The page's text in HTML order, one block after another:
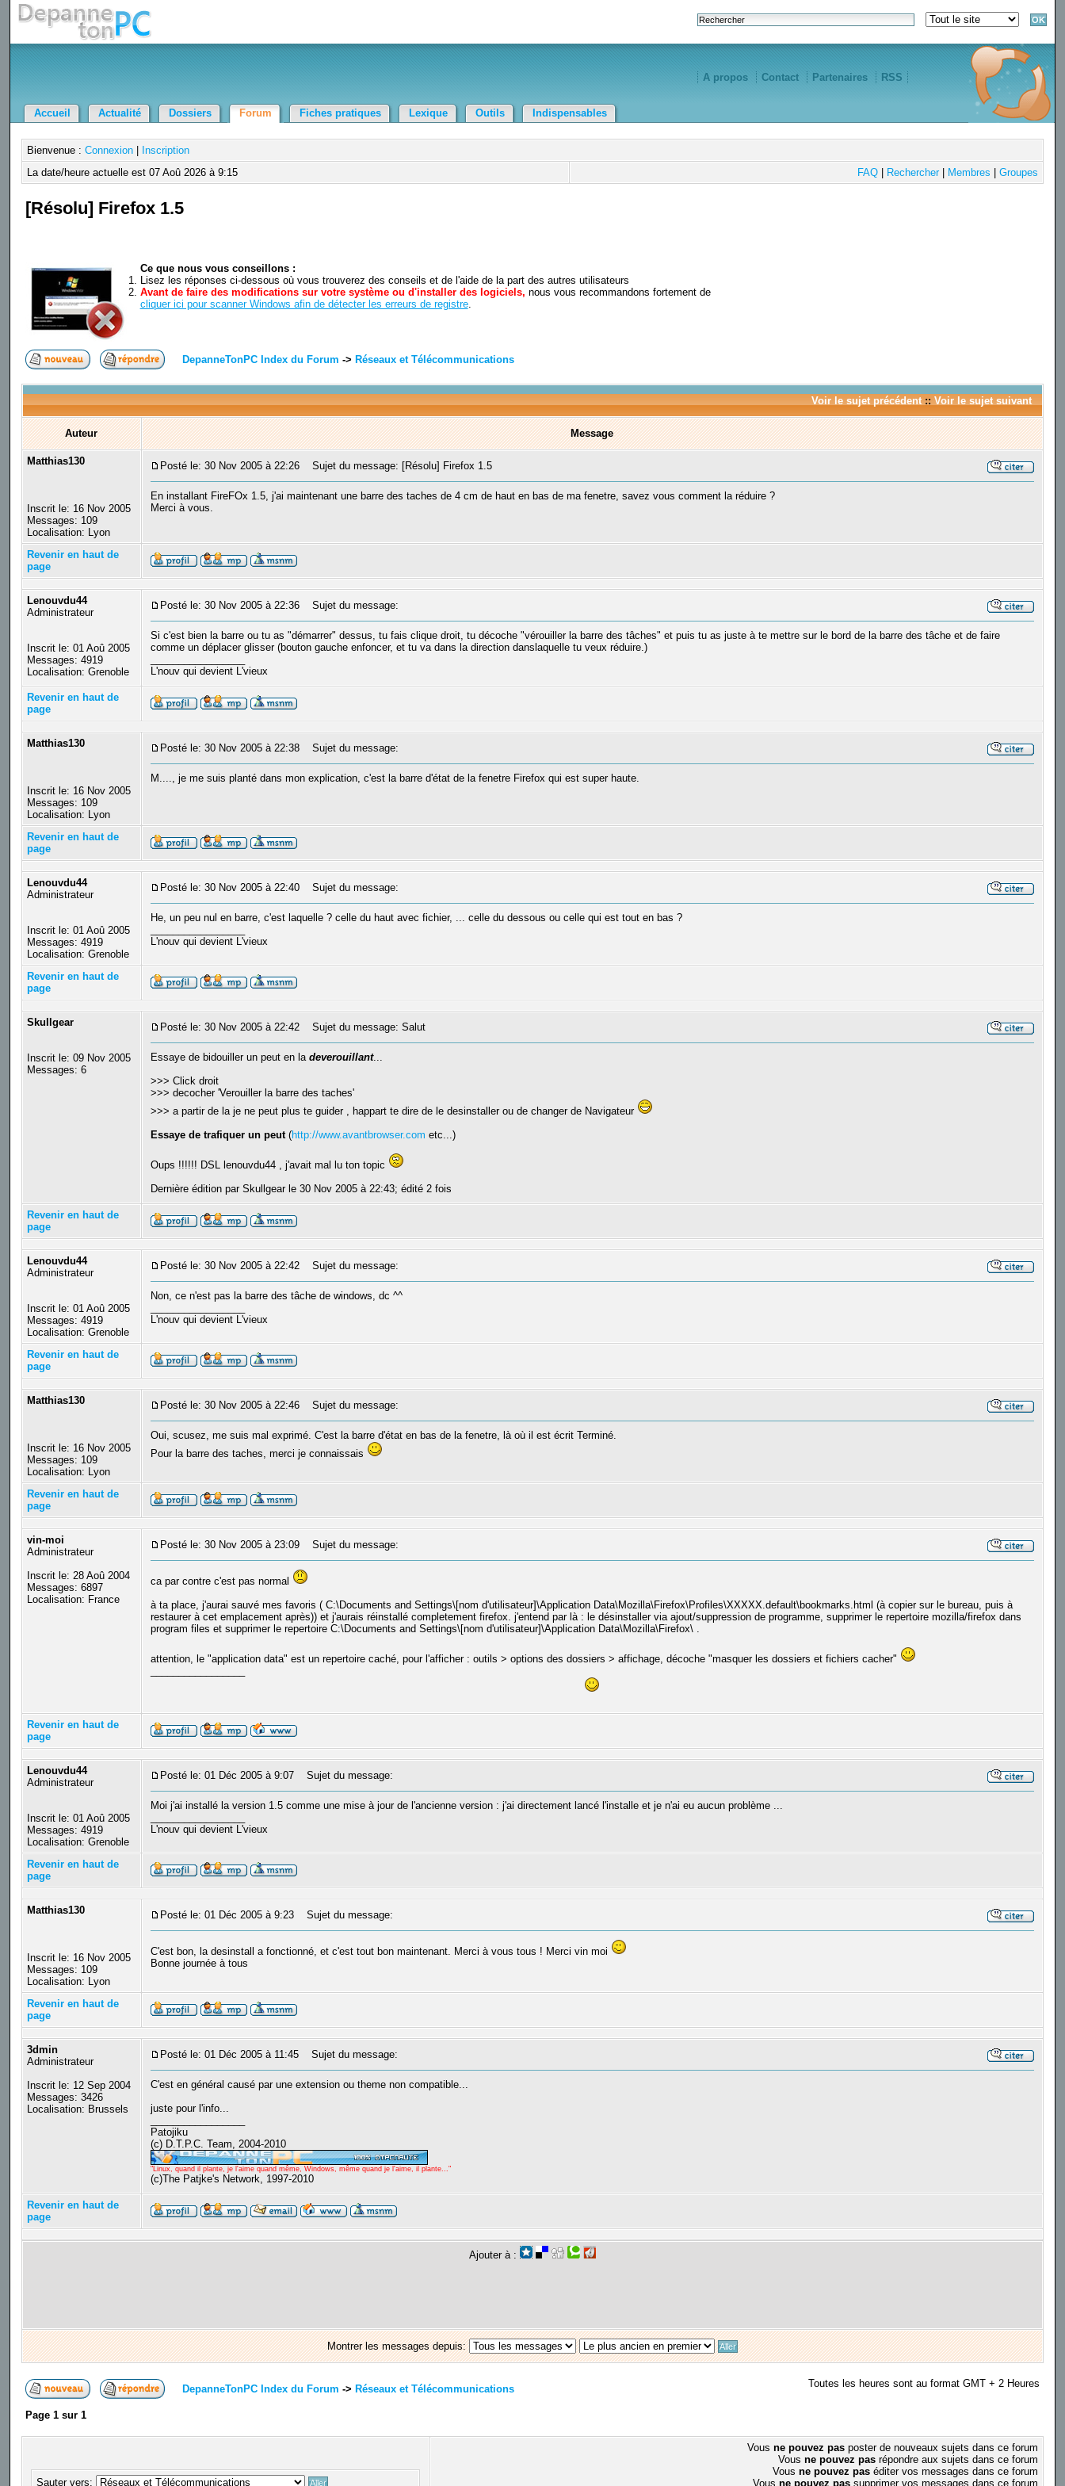
A propos Contact Partenaires RSS
Accueil Actualité Dossiers Forum Fiches pratiques Lexique Outils Indispensables
Bienvenue : Connexion|
Inscription
La date/heure actuelle est 07 Aoû 2026 à 9:15
FAQ| Rechercher| Membres Groupes
[Résolu] Firefox 1.5
Ce que nous vous conseillons :
Lisez les réponses ci-dessous où vous trouverez des conseils et de l'aide de la part des autres utilisateurs
Avant de faire des modifications sur votre système ou d'installer des logiciels, nous vous recommandons fortement de
cliquer ici pour scanner Windows afin de détecter les erreurs de registre.
DepanneTonPC Index du Forum -> Réseaux et Télécommunications
Voir le sujet précédent:: Voir le sujet suivant
Auteur Message
Matthias130
Inscrit le: 16 Nov 2005
Messages: 109
Localisation: Lyon
Posté le: 30 Nov 2005 à 22:26 Sujet du message: [Résolu] Firefox 1.5
En installant FireFOx 1.5, j'ai maintenant une barre des taches de 4 cm de haut en bas de ma fenetre, savez vous comment la réduire ?
Merci à vous.
Revenir en haut de
page
Lenouvdu44
Administrateur
Inscrit le: 01 Aoû 2005
Messages: 4919
Localisation: Grenoble
Posté le: 30 Nov 2005 à 22:36 Sujet du message:
Si c'est bien la barre ou tu as "démarrer" dessus, tu fais clique droit, tu décoche "vérouiller la barre des tâches" et puis tu as juste à te mettre sur le bord de la barre des tâche et de faire
comme un déplacer glisser (bouton gauche enfoncer, et tu va dans la direction danslaquelle tu veux réduire.)
L'nouv qui devient L'vieux
Revenir en haut de
page
Matthias130
Inscrit le: 16 Nov 2005
Messages: 109
Localisation: Lyon
Posté le: 30 Nov 2005 à 22:38 Sujet du message:
M...., je me suis planté dans mon explication, c'est la barre d'état de la fenetre Firefox qui est super haute.
Revenir en haut de
page
Lenouvdu44
Administrateur
Inscrit le: 01 Aoû 2005
Messages: 4919
Localisation: Grenoble
Posté le: 30 Nov 2005 à 22:40 Sujet du message:
He, un peu nul en barre, c'est laquelle ? celle du haut avec fichier, ... celle du dessous ou celle qui est tout en bas ?
L'nouv qui devient L'vieux
Revenir en haut de
page
Skullgear
Inscrit le: 09 Nov 2005
Messages: 6
Posté le: 30 Nov 2005 à 22:42 Sujet du message: Salut
Essaye de bidouiller un peut en la deverouillant...
>>> Click droit
>>> decocher 'Verouiller la barre des taches'
>>> a partir de la je ne peut plus te guider , happart te dire de le desinstaller ou de changer de Navigateur
Essaye de trafiquer un peut(http://www.avantbrowser.com etc...)
Oups !!!!!! DSL lenouvdu44 , j'avait mal lu ton topic
Dernière édition par Skullgear le 30 Nov 2005 à 22:43; édité 2 fois
Revenir en haut de
page
Lenouvdu44
Administrateur
Inscrit le: 01 Aoû 2005
Messages: 4919
Localisation: Grenoble
Posté le: 30 Nov 2005 à 22:42 Sujet du message:
Non, ce n'est pas la barre des tâche de windows, dc ^^
L'nouv qui devient L'vieux
Revenir en haut de
page
Matthias130
Inscrit le: 16 Nov 2005
Messages: 109
Localisation: Lyon
Posté le: 30 Nov 2005 à 22:46 Sujet du message:
Oui, scusez, me suis mal exprimé. C'est la barre d'état en bas de la fenetre, là où il est écrit Terminé.
Pour la barre des taches, merci je connaissais
Revenir en haut de
page
vin-moi
Administrateur
Inscrit le: 28 Aoû 2004
Messages: 6897
Localisation: France
Posté le: 30 Nov 2005 à 23:09 Sujet du message:
ca par contre c'est pas normal
à ta place, j'aurai sauvé mes favoris ( C:\Documents and Settings\[nom d'utilisateur]\Application Data\Mozilla\Firefox\Profiles\XXXXX.default\bookmarks.html (à copier sur le bureau, puis à
restaurer à cet emplacement après)) et j'aurais réinstallé completement firefox. j'entend par là : le désinstaller via ajout/suppression de programme, supprimer le repertoire mozilla/firefox dans
program files et supprimer le repertoire C:\Documents and Settings\[nom d'utilisateur]\Application Data\Mozilla\Firefox\ .
attention, le "application data" est un repertoire caché, pour l'afficher : outils > options des dossiers > affichage, décoche "masquer les dossiers et fichiers cacher"
Revenir en haut de
page
Lenouvdu44
Administrateur
Inscrit le: 01 Aoû 2005
Messages: 4919
Localisation: Grenoble
Posté le: 01 Déc 2005 à 9:07 Sujet du message:
Moi j'ai installé la version 1.5 comme une mise à jour de l'ancienne version : j'ai directement lancé l'installe et je n'ai eu aucun problème ...
L'nouv qui devient L'vieux
Revenir en haut de
page
Matthias130
Inscrit le: 16 Nov 2005
Messages: 109
Localisation: Lyon
Posté le: 01 Déc 2005 à 9:23 Sujet du message:
C'est bon, la desinstall a fonctionné, et c'est tout bon maintenant. Merci à vous tous ! Merci vin moi
Bonne journée à tous
Revenir en haut de
page
3dmin
Administrateur
Inscrit le: 12 Sep 2004
Messages: 3426
Localisation: Brussels
Posté le: 01 Déc 2005 à 11:45 Sujet du message:
C'est en général causé par une extension ou theme non compatible...
juste pour l'info...
Patojiku
(c) D.T.P.C. Team, 2004-2010
"Linux, quand il plante, je l'aime quand même, Windows, même quand je l'aime, il plante..."
(c)The Patjke's Network, 1997-2010
Revenir en haut de
page
Ajouter à :
Montrer les messages depuis:
DepanneTonPC Index du Forum -> Réseaux et Télécommunications Toutes les heures sont au format GMT + 2 Heures
Page 1sur 1
Sauter vers:
Vous ne pouvez pasposter de nouveaux sujets dans ce forum
Vous ne pouvez pasrépondre aux sujets dans ce forum
Vous ne pouvez paséditer vos messages dans ce forum
Vous ne pouvez passupprimer vos messages dans ce forum